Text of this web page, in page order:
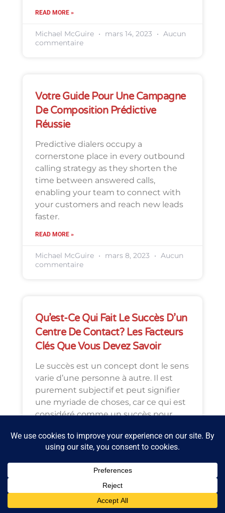
READ MORE »
Michael McGuire mars 14, 2023
Aucun
commentaire
Votre Guide Pour Une Campagne
De Composition Prédictive
Réussie
Predictive dialers occupy a
cornerstone place in every outbound
calling strategy as they shorten the
time between answered calls,
enabling your team to connect with
your customers and reach new leads
faster.
READ MORE »
Michael McGuire mars 8, 2023
Aucun
commentaire
Qu’est-Ce Qui Fait Le Succès D’un
Centre De Contact? Les Facteurs
Clés Que Vous Devez Savoir
Le succès est un concept dont le sens
varie d’une personne à autre. Il est
purement subjectif et peut signifier
une myriade de choses, car ce qui est
considéré comme un succès pour
même pour l’autre. À grande échelle,
lae succès est définie
mars 1, 2023